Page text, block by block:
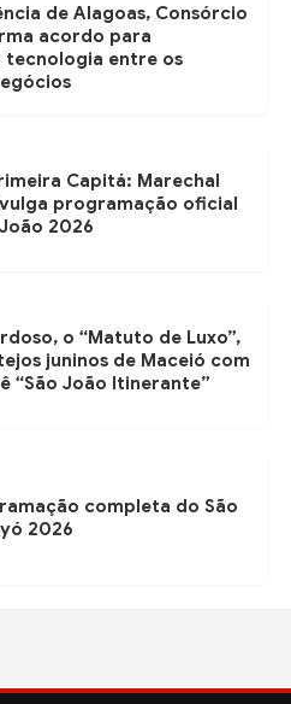
de Alagoas, Consórcio
acordo para
tecnologia entre os
Capitá: Marechal
programação oficial
2026
o “Matuto de Luxo”,
juninos de Maceió com
“São João Itinerante”
completa do São
2026